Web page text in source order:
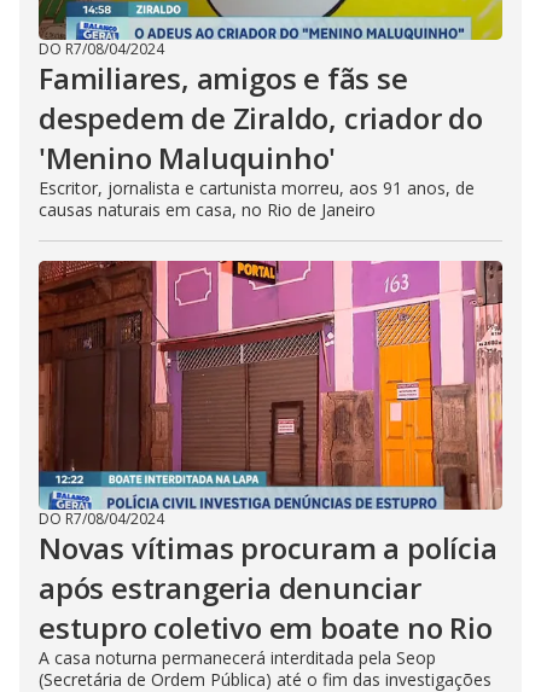
DO R7/08/04/2024
Familiares, amigos e fãs se
despedem de Ziraldo, criador do
'Menino Maluquinho'
Escritor, jornalista e cartunista morreu, aos 91 anos, de
causas naturais em casa, no Rio de Janeiro
DO R7/08/04/2024
Novas vítimas procuram a polícia
após estrangeria denunciar
estupro coletivo em boate no Rio
A casa noturna permanecerá interditada pela Seop
(Secretária de Ordem Pública) até o fim das investigações